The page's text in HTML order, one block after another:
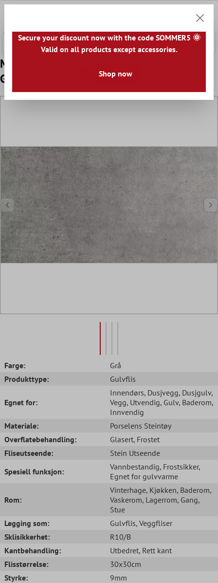
Mønster Gulvfliser Stein Utseende Despina
Grå 30x60cm
Farge:
Grå
Produkttype:
Gulvflis
Egnet for:
Innendørs, Dusjvegg, Dusjgulv,
Vegg, Utvendig, Gulv, Baderom,
Innvendig
Materiale:
Porselens Steintøy
Overflatebehandling:
Glasert, Frostet
Fliseutseende:
Stein Utseende
Spesiell funksjon:
Vannbestandig, Frostsikker,
Egnet for gulvvarme
Rom:
Vinterhage, Kjøkken, Baderom,
Vaskerom, Lagerrom, Gang,
Stue
Legging som:
Gulvflis, Veggfliser
Sklisikkerhet:
R10/B
Kantbehandling:
Utbedret, Rett kant
Flisstørrelse:
30x30cm
Styrke:
9mm
Secure your discount now with the code SOMMER5 🌞
Valid on all products except accessories.
Shop now